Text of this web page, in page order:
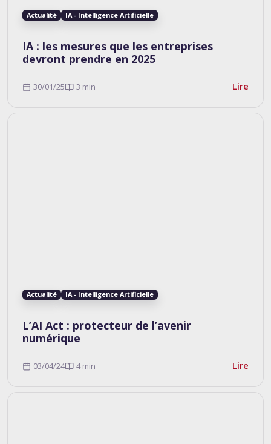
Actualité IA - Intelligence Artificielle
IA : les mesures que les entreprises
devront prendre en 2025
30/01/25 3 min Lire
Actualité IA - Intelligence Artificielle
L’AI Act : protecteur de l’avenir
numérique
03/04/24 4 min Lire